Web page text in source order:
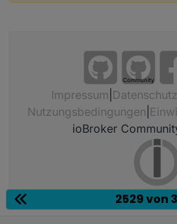
Community
Impressum
Nutzungsbedingungen
ioBroker
2529 von